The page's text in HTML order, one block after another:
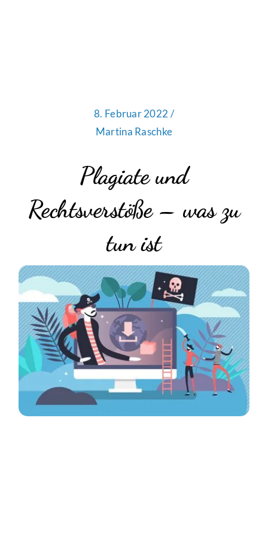
8. Februar 2022 /
Martina Raschke
Plagiate und
Rechtsverstöße – was zu
tun ist